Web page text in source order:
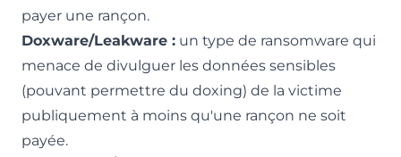
payer une rançon.
Doxware/Leakware : un type de ransomware qui
menace de divulguer les données sensibles
(pouvant permettre du doxing) de la victime
publiquement à moins qu'une rançon ne soit
payée.